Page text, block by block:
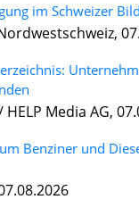
im Schweizer
Media AG,
Benziner und